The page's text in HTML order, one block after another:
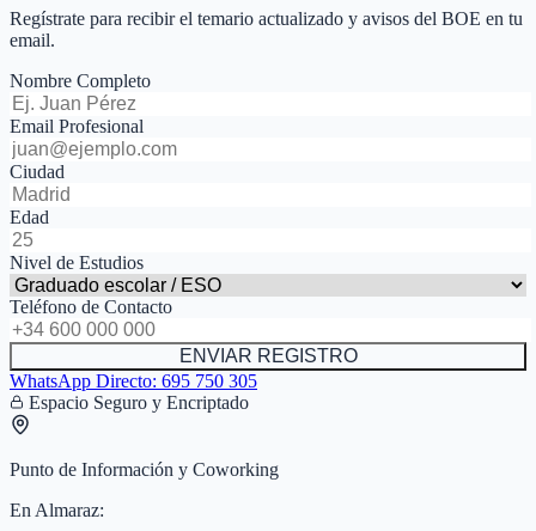
Regístrate para recibir el temario actualizado y avisos del BOE en tu
email.
Nombre Completo
Email Profesional
Ciudad
Edad
Nivel de Estudios
Teléfono de Contacto
ENVIAR REGISTRO
WhatsApp Directo: 695 750 305
Espacio Seguro y Encriptado
Punto de Información y Coworking
En Almaraz: